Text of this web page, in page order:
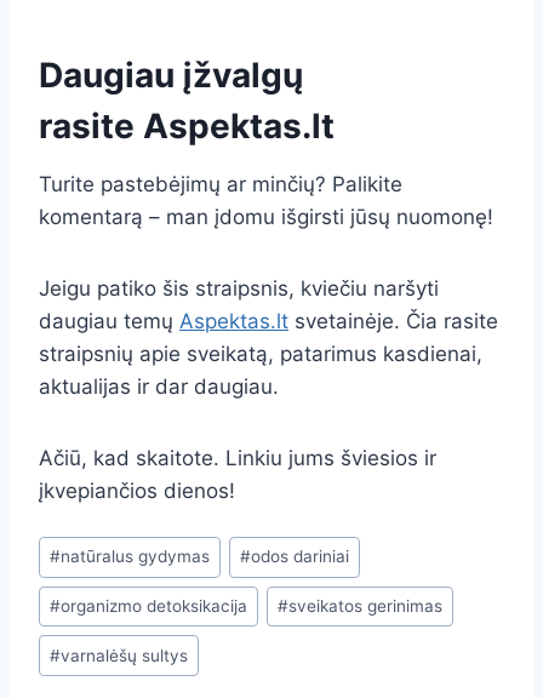
Daugiau įžvalgų
rasite Aspektas.lt
Turite pastebėjimų ar minčių? Palikite
komentarą – man įdomu išgirsti jūsų nuomonę!
Jeigu patiko šis straipsnis, kviečiu naršyti
daugiau temų Aspektas.lt svetainėje. Čia rasite
straipsnių apie sveikatą, patarimus kasdienai,
aktualijas ir dar daugiau.
Ačiū, kad skaitote. Linkiu jums šviesios ir
įkvepiančios dienos!
Post
Tags:
#natūralus gydymas #odos dariniai
#organizmo detoksikacija #sveikatos gerinimas
#varnalėšų sultys